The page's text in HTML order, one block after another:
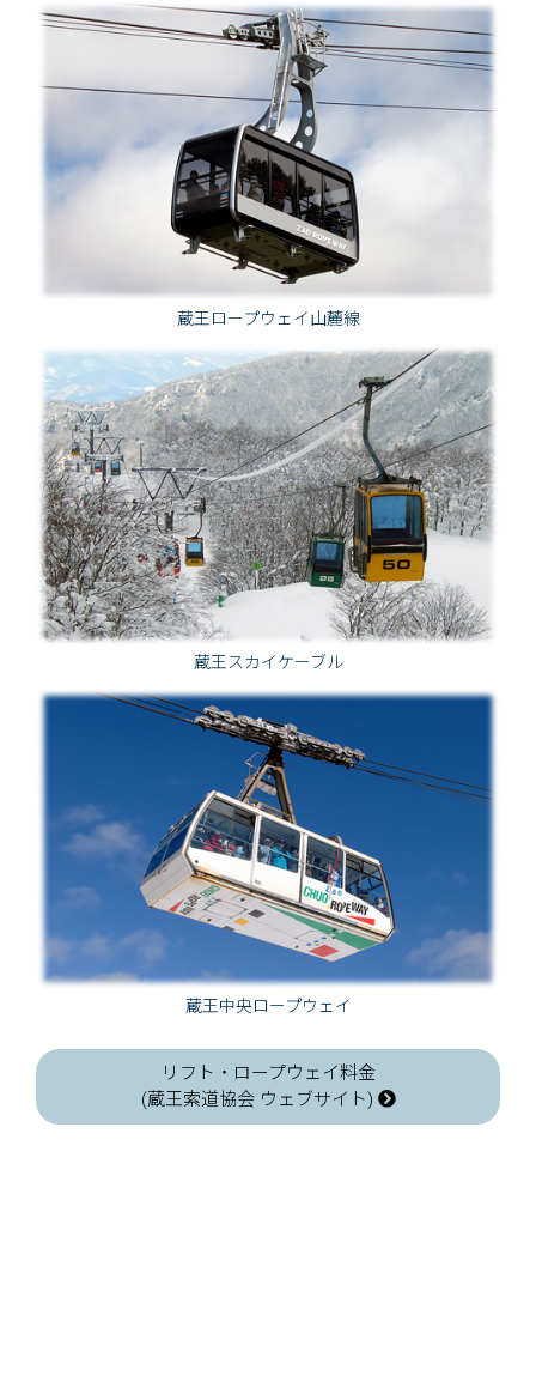
蔵王ロープウェイ山麓線
蔵王スカイケーブル
蔵王中央ロープウェイ
リフト・ロープウェイ料金
(蔵王索道協会 ウェブサイト)